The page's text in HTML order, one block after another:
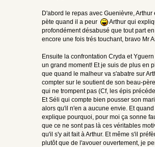
D'abord le repas avec Guenièvre, Arthur
pète quand il a peur
Arthur qui
profondément désabusé que tout part
encore une fois trés touchant, bravo Mr
Ensuite la confrontation Cryda et
un grand moment! Et je suis de plus en
que quand le malheur va s'abatre sur
compter sur le soutient de son beau-
qui ne trompent pas (Cf, les épis
Et Séli qui compte bien pousser son
alors qu'il n'en a aucune envie. Et
explique pourquoi, pour moi ça sonne
que ce ne sont pas là ces véritables
qu'il s'y ait fait à Arthur. Et même s'il
plutôt que de l'avouer ouvertement, je